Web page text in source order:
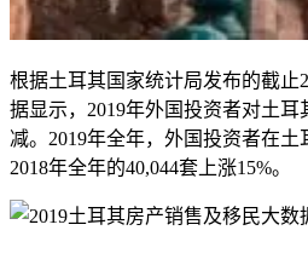
根据土耳其国家统计局发布的截止
据显示，2019年外国投资者对土
减。2019年全年，外国投资者在土
2018年全年的40,044套上涨15%。